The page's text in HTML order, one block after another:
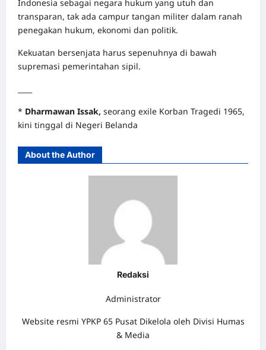
Indonesia sebagai negara hukum yang utuh dan
transparan, tak ada campur tangan militer dalam ranah
penegakan hukum, ekonomi dan politik.
Kekuatan bersenjata harus sepenuhnya di bawah
supremasi pemerintahan sipil.
* Dharmawan Issak, seorang exile Korban Tragedi 1965,
kini tinggal di Negeri Belanda
About the Author
Redaksi
Administrator
Website resmi YPKP 65 Pusat Dikelola oleh Divisi Humas
& Media